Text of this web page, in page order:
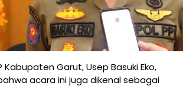
Kabupaten Garut, Usep Basuki Eko,
acara ini juga dikenal sebagai